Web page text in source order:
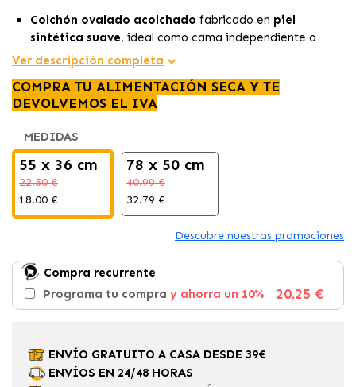
Colchón ovalado acolchado fabricado en piel
sintética suave, ideal como cama independiente o
relleno paracestas Siesta Deluxe
Diseño en color negro
calidez, aislamiento térmicoy un toque moderno a
cualquier espacio.
a máquina y recomendado para
medianos y gatosfrioleros.
Ver descripción completa
COMPRA TU ALIMENTACIÓN SECA Y TE
DEVOLVEMOS EL IVA
MEDIDAS
55 x 36 cm
22.50 €
18.00 €
78 x 50 cm
40.99 €
32.79 €
Descubre nuestras promociones
Compra recurrente
Programa tu compra y ahorra un 10% 20.25 €
ENVÍO GRATUITO A CASA DESDE 39€
ENVÍOS EN 24/48 HORAS